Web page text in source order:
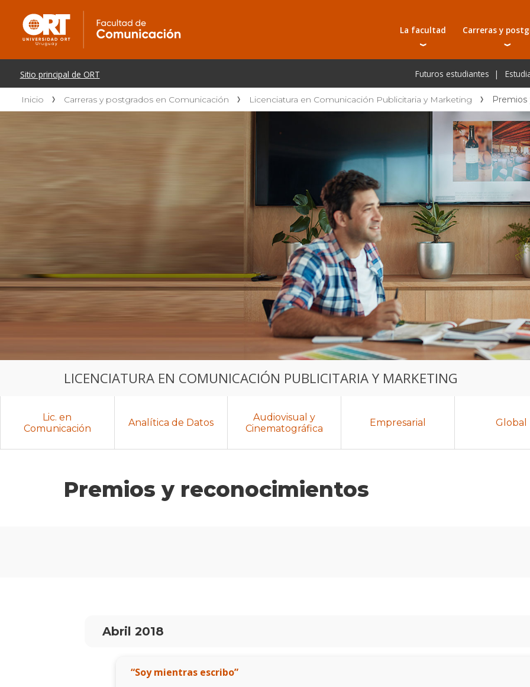
La facultad
Autoridades
Investigación
Laboratorios e infraestructura
Carreras y
Carreras
Tecnicaturas
Postgrados
Programas y
Cursos cortos
Toda la oferta
Futuros estudiantes
Inicio Carreras y postgrados en Comunicación Licenciatura en Comunicación Publicitaria y Marketing
LICENCIATURA EN COMUNICACIÓN PUBLICITARIA Y MARKETING
Premios y reconocimientos
Lic. en
Comunicación
Analítica de Datos
Audiovisual y
Cinematográfica
Empresarial Global
Abril 2018
“Soy mientras escribo”